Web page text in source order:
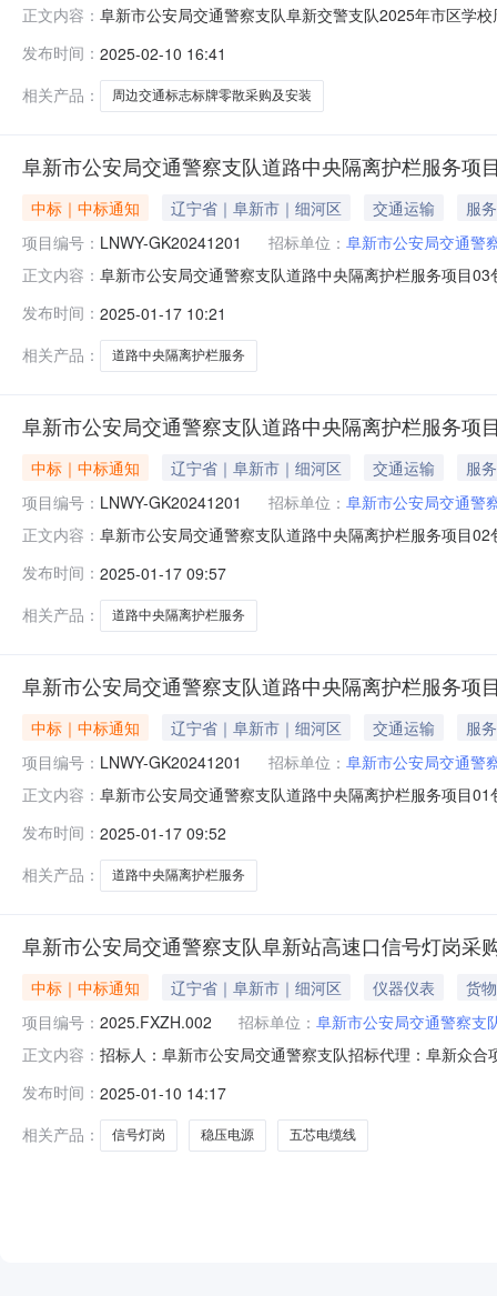
正文内容： 阜新市公安局交通警察支队阜新交警支队2025年市区学
件。一、项目基本情况项目编号：LNWY-2025-JT0201
19.500000万元
发布时间： 2025-02-10 16:41
相关产品：
周边交通标志标牌零散采购及安装
阜新市公安局交通警察支队道路中央隔离护栏服务项
中标｜中标通知 辽宁省｜阜新市｜细河区 交通运输
服务
项目编号： LNWY-GK20241201 招标单位： 阜新市公安局交通警
正文内容： 阜新市公安局交通警察支队道路中央隔离护栏服务项目
额：0.0000000（万元）四、主要标的信息序号供应商
员）名单
发布时间： 2025-01-17 10:21
相关产品：
道路中央隔离护栏服务
阜新市公安局交通警察支队道路中央隔离护栏服务项
中标｜中标通知 辽宁省｜阜新市｜细河区 交通运输
服务
项目编号： LNWY-GK20241201 招标单位： 阜新市公安局交通警
正文内容： 阜新市公安局交通警察支队道路中央隔离护栏服务项目
0.0000000（万元）四、主要标的信息序号供应商名称
名单：赵光景；
发布时间： 2025-01-17 09:57
相关产品：
道路中央隔离护栏服务
阜新市公安局交通警察支队道路中央隔离护栏服务项
中标｜中标通知 辽宁省｜阜新市｜细河区 交通运输
服务
项目编号： LNWY-GK20241201 招标单位： 阜新市公安局交通警
正文内容： 阜新市公安局交通警察支队道路中央隔离护栏服务项目
额：0.0000000（万元）四、主要标的信息序号供应商
来
发布时间： 2025-01-17 09:52
相关产品：
道路中央隔离护栏服务
阜新市公安局交通警察支队阜新站高速口信号灯岗采
中标｜中标通知 辽宁省｜阜新市｜细河区 仪器仪表
货物
项目编号： 2025.FXZH.002 招标单位： 阜新市公安局交通警察支
正文内容： 招标人：阜新市公安局交通警察支队招标代理：阜新众
三、中标（成交）信息供应商名称：阜新市西基园林景
发布时间： 2025-01-10 14:17
相关产品：
信号灯岗 稳压电源 五芯电缆线